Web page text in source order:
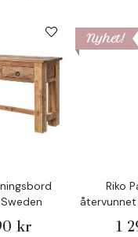
kr
Nyhet!
Riko
1